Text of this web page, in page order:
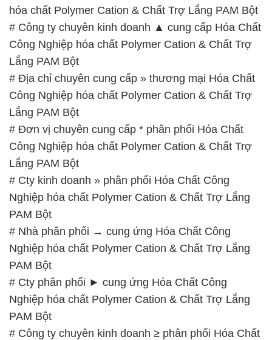
hóa chất Polymer Cation & Chất Trợ Lắng PAM Bột
# Công ty chuyên kinh doanh ▲ cung cấp Hóa Chất
Công Nghiệp hóa chất Polymer Cation & Chất Trợ
Lắng PAM Bột
# Địa chỉ chuyên cung cấp » thương mại Hóa Chất
Công Nghiệp hóa chất Polymer Cation & Chất Trợ
Lắng PAM Bột
# Đơn vị chuyên cung cấp * phân phối Hóa Chất
Công Nghiệp hóa chất Polymer Cation & Chất Trợ
Lắng PAM Bột
# Cty kinh doanh » phân phối Hóa Chất Công
Nghiệp hóa chất Polymer Cation & Chất Trợ Lắng
PAM Bột
# Nhà phân phối → cung ứng Hóa Chất Công
Nghiệp hóa chất Polymer Cation & Chất Trợ Lắng
PAM Bột
# Cty phân phối ► cung ứng Hóa Chất Công
Nghiệp hóa chất Polymer Cation & Chất Trợ Lắng
PAM Bột
# Công ty chuyên kinh doanh ≥ phân phối Hóa Chất